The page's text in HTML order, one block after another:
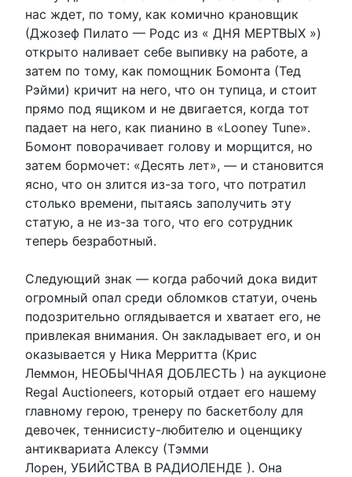
нас ждет, по тому, как комично крановщик
(Джозеф Пилато — Родс из « ДНЯ МЕРТВЫХ »)
открыто наливает себе выпивку на работе, а
затем по тому, как помощник Бомонта (Тед
Рэйми) кричит на него, что он тупица, и стоит
прямо под ящиком и не двигается, когда тот
падает на него, как пианино в «Looney Tune».
Бомонт поворачивает голову и морщится, но
затем бормочет: «Десять лет», — и становится
ясно, что он злится из-за того, что потратил
столько времени, пытаясь заполучить эту
статую, а не из-за того, что его сотрудник
теперь безработный.
Следующий знак — когда рабочий дока видит
огромный опал среди обломков статуи, очень
подозрительно оглядывается и хватает его, не
привлекая внимания. Он закладывает его, и он
оказывается у Ника Мерритта (Крис
Леммон, НЕОБЫЧНАЯ ДОБЛЕСТЬ ) на аукционе
Regal Auctioneers, который отдает его нашему
главному герою, тренеру по баскетболу для
девочек, теннисисту-любителю и оценщику
антиквариата Алексу (Тэмми
Лорен, УБИЙСТВА В РАДИОЛЕНДЕ ). Она